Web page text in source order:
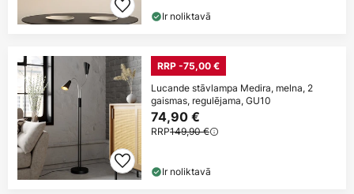
Ir noliktavā
RRP -75,00 €
Lucande stāvlampa Medira, melna, 2
gaismas, regulējama, GU10
74,90 €
RRP149,90 €
Ir noliktavā